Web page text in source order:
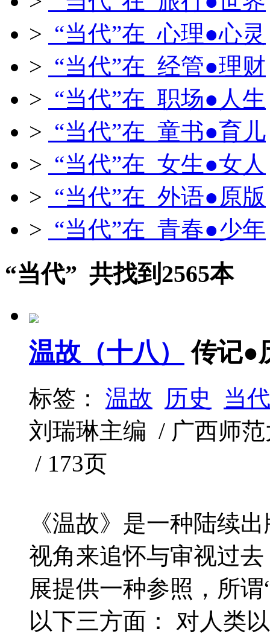
> “当代”在 心理●心灵
> “当代”在 经管●理财
> “当代”在 职场●人生
> “当代”在 童书●育儿
> “当代”在 女生●女人
> “当代”在 外语●原版
> “当代”在 青春●少年
“当代” 共找到2565本
温故（十八） 传记●
标签： 温故 历史
当
刘瑞琳主编 / 广西师
/ 173页
《温故》是一种陆续
视角来追怀与审视过
展提供一种参照，所
以下三方面： 对人类